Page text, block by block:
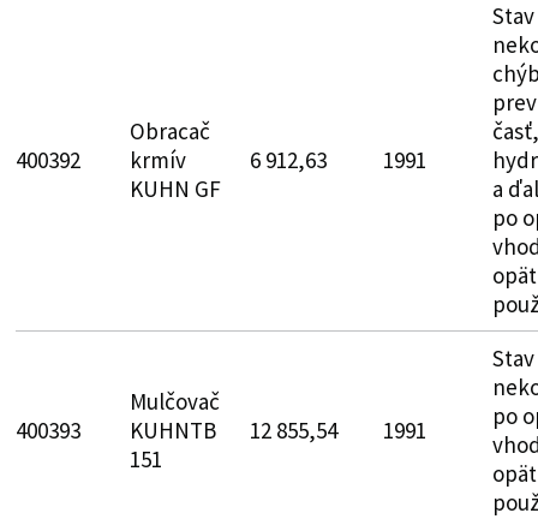
400392
Obracač
krmív
KUHN GF
6 912,63 1991
Stav
a
po
400393
Mulčovač
KUHNTB
151
12 855,54 1991
Stav
po